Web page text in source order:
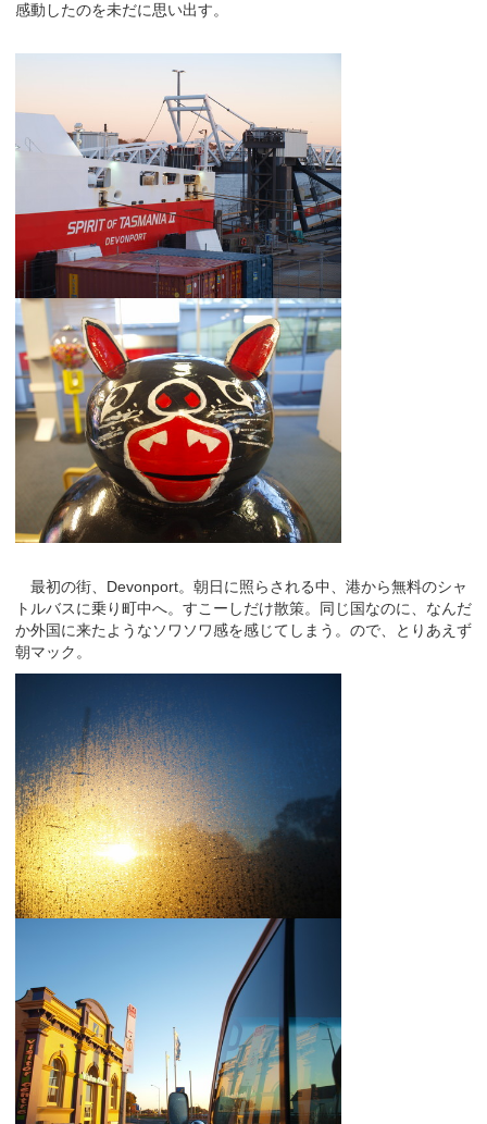
感動したのを未だに思い出す。
最初の街、Devonport。朝日に照らされる中、港から無料のシャ
トルバスに乗り町中へ。すこーしだけ散策。同じ国なのに、なんだ
か外国に来たようなソワソワ感を感じてしまう。ので、とりあえず
朝マック。